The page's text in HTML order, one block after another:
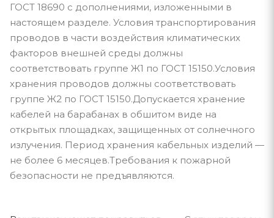
ГОСТ 18690 с дополнениями, изложенными в
настоящем разделе. Условия транспортирования
проводов в части воздействия климатических
факторов внешней среды должны
соответствовать группе Ж1 по ГОСТ 15150.Условия
хранения проводов должны соответствовать
группе Ж2 по ГОСТ 15150.Допускается хранение
кабелей на барабанах в обшитом виде на
открытых площадках, защищенных от солнечного
излучения. Период хранения кабельных изделий —
не более 6 месяцев.Требования к пожарной
безопасности не предъявляются.